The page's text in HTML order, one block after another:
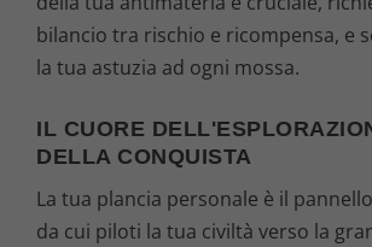
bilancio tra rischio e ricompensa, e
la tua astuzia ad ogni mossa.
IL CUORE
DELLA CONQUISTA
La tua plancia personale è il
da cui piloti la tua civiltà verso la